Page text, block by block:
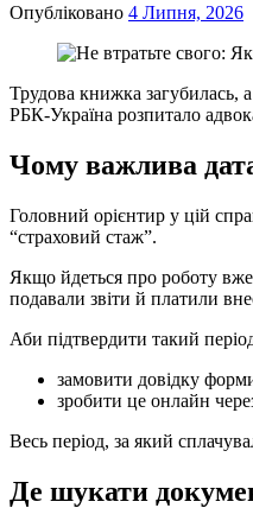
Опубліковано 4 Липня, 2026
Трудова книжка загубилась,
РБК-Україна розпитало
Чому важлива
Головний орієнтир у цій
“страховий стаж”.
Якщо йдеться про роботу вже
подавали звіти й платили
Аби підтвердити такий
замовити довідку
зробити це онлайн
Весь період, за який
Де шукати